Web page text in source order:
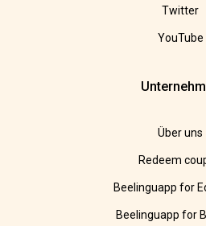
Twitter
YouTube
Über uns
Redeem
Beelinguapp for
Beelinguapp for